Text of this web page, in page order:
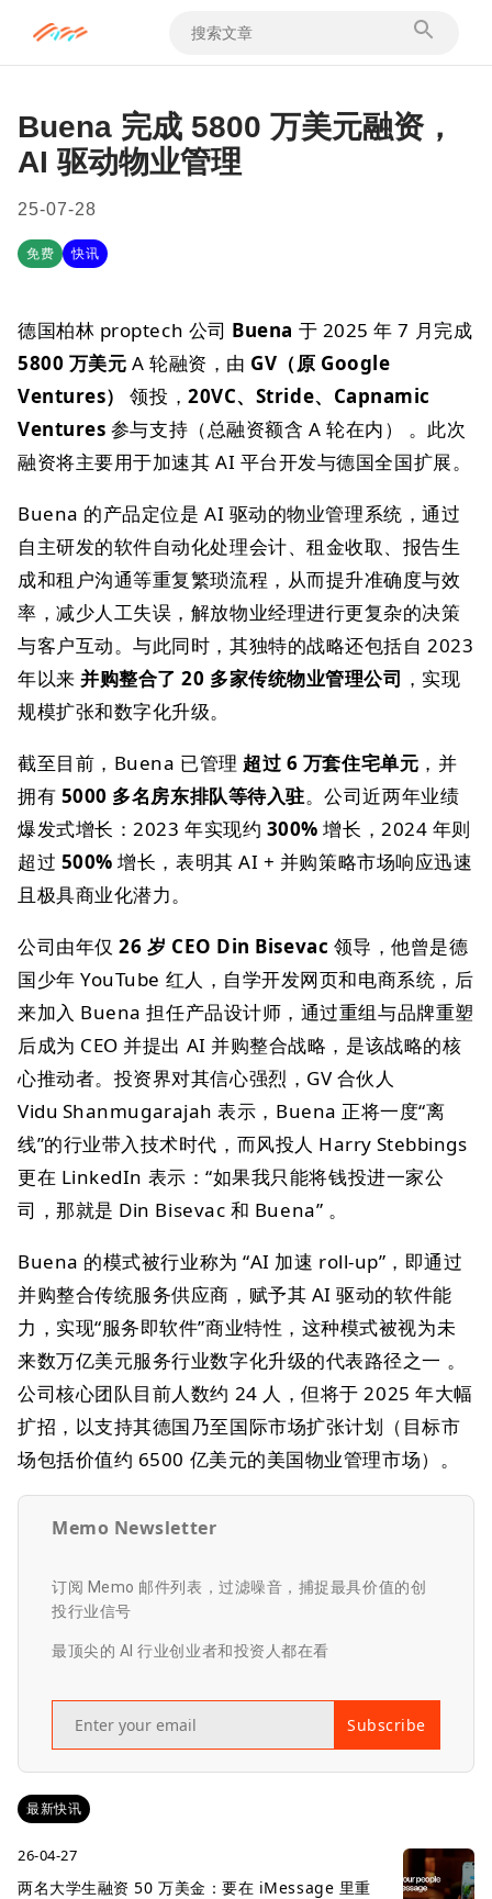
Buena 完成 5800 万美元融资，
AI 驱动物业管理
25-07-28
免费 快讯
德国柏林 proptech 公司 Buena 于 2025 年 7 月完成
5800 万美元 A 轮融资，由 GV（原 Google
Ventures）
领投，20VC、Stride、Capnamic
Ventures 参与支持（总融资额含 A 轮在内） 。此次
融资将主要用于加速其 AI 平台开发与德国全国扩展。
Buena 的产品定位是 AI 驱动的物业管理系统，通过
自主研发的软件自动化处理会计、租金收取、报告生
成和租户沟通等重复繁琐流程，从而提升准确度与效
率，减少人工失误，解放物业经理进行更复杂的决策
与客户互动。与此同时，其独特的战略还包括自 2023
年以来并购整合了 20 多家传统物业管理公司 ，实现
规模扩张和数字化升级。
截至目前，Buena 已管理 超过 6 万套住宅单元 ，并
拥有 5000 多名房东排队等待入驻。公司近两年业绩
爆发式增长：2023 年实现约 300% 增长，2024 年则
超过 500% 增长，表明其 AI + 并购策略市场响应迅速
且极具商业化潜力。
公司由年仅26 岁 CEO Din Bisevac 领导，他曾是德
国少年 YouTube 红人，自学开发网页和电商系统，后
来加入 Buena 担任产品设计师，通过重组与品牌重塑
后成为 CEO 并提出 AI 并购整合战略，是该战略的核
心推动者。投资界对其信心强烈，GV 合伙人
Vidu Shanmugarajah 表示，Buena 正将一度“离
线”的行业带入技术时代，而风投人 Harry Stebbings
更在 LinkedIn 表示：“如果我只能将钱投进一家公
司，那就是 Din Bisevac 和 Buena” 。
Buena 的模式被行业称为 “AI 加速 roll‑up”，即通过
并购整合传统服务供应商，赋予其 AI 驱动的软件能
力，实现“服务即软件”商业特性，这种模式被视为未
来数万亿美元服务行业数字化升级的代表路径之一 。
公司核心团队目前人数约 24 人，但将于 2025 年大幅
扩招，以支持其德国乃至国际市场扩张计划（目标市
场包括价值约 6500 亿美元的美国物业管理市场）。
Memo Newsletter
订阅 Memo 邮件列表，过滤噪音，捕捉最具价值的创
投行业信号
最顶尖的 AI 行业创业者和投资人都在看
Subscribe
最新快讯
26-04-27
两名大学生融资 50 万美金：要在 iMessage 里重